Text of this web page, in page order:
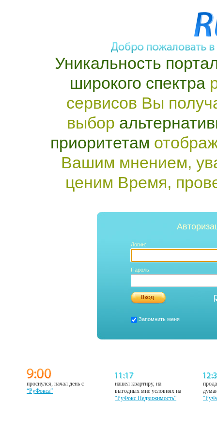
Уникальность
широкого спектра
сервисов Вы
выбор
приоритетам
Вашим мнением,
ценим Время,
Логин:
Пароль:
Запомнить меня
проснулся, начал день с
“РуФокса”
нашел квартиру, на
выгодных мне условиях на
“РуФокс Недвижимость”